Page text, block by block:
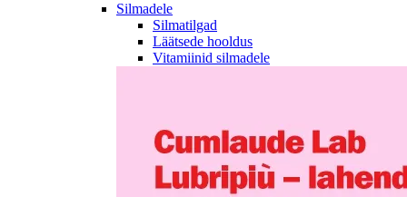
Silmadele
Silmatilgad
Läätsede hooldus
Vitamiinid silmadele